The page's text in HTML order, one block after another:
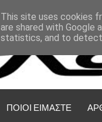
ΠΟΙΟΙ ΕΙΜΑΣΤΕ
This site uses cookies
are shared with Google
statistics, and to detect